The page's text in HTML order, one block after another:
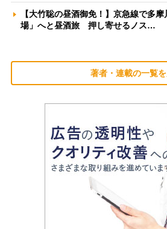
【大竹聡の昼酒御免！】京急線で多
場」へと昼酒旅 押し寄せるノス…
著者・連載の一覧